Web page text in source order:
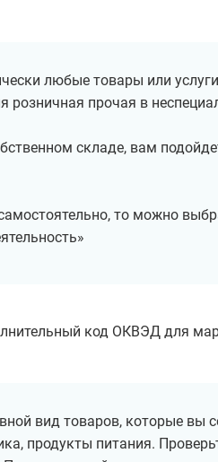
любые товары или
розничная прочая в
складе, вам
то можно
код ОКВЭД для
вид товаров, которые вы
продукты питания.